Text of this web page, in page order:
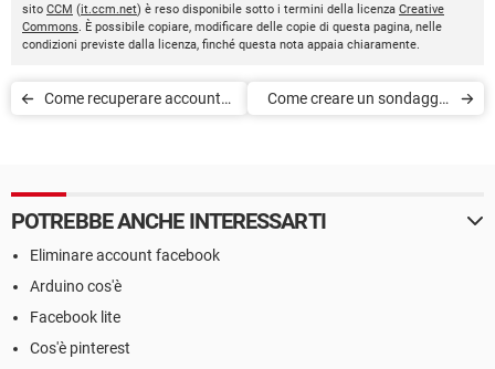
sito CCM (it.ccm.net) è reso disponibile sotto i termini della licenza Creative
Commons. È possibile copiare, modificare delle copie di questa pagina, nelle
condizioni previste dalla licenza, finché questa nota appaia chiaramente.
Come recuperare account
Come creare un sondaggio
POTREBBE ANCHE INTERESSARTI
Eliminare account facebook
Arduino cos'è
Facebook lite
Cos'è pinterest